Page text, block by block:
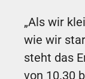
„Als wir
wie wir
steht das
von 10.30